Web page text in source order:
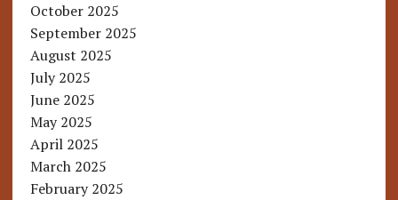
October 2025
September 2025
August 2025
July 2025
June 2025
May 2025
April 2025
March 2025
February 2025